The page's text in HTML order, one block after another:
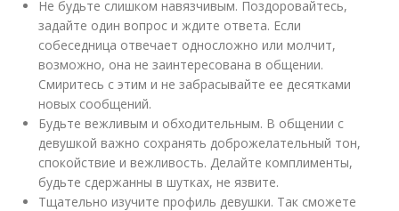
Не будьте слишком навязчивым. Поздоровайтесь,
задайте один вопрос и ждите ответа. Если
собеседница отвечает односложно или молчит,
возможно, она не заинтересована в общении.
Смиритесь с этим и не забрасывайте ее десятками
новых сообщений.
Будьте вежливым и обходительным. В общении с
девушкой важно сохранять доброжелательный тон,
спокойствие и вежливость. Делайте комплименты,
будьте сдержанны в шутках, не язвите.
Тщательно изучите профиль девушки. Так сможете